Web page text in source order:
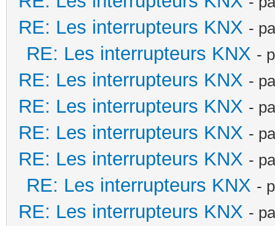
RE: Les interrupteurs KNX -
RE: Les interrupteurs KNX -
RE: Les interrupteurs KNX -
RE: Les interrupteurs KNX -
RE: Les interrupteurs KNX -
RE: Les interrupteurs KNX -
RE: Les interrupteurs KNX -
RE: Les interrupteurs KNX -